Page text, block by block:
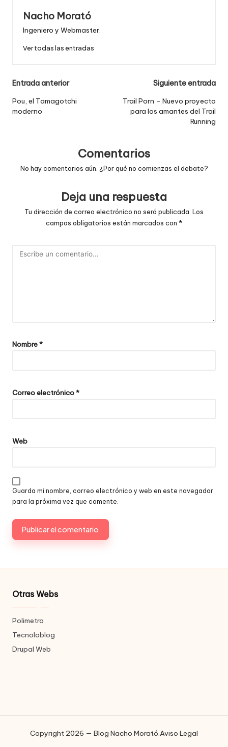
Nacho Morató
Ingeniero y Webmaster.
Ver todas las entradas
Navegación
de
entradas
Entrada anterior
Pou, el Tamagotchi
moderno
Siguiente entrada
Trail Porn – Nuevo proyecto
para los amantes del Trail
Running
Comentarios
No hay comentarios aún. ¿Por qué no comienzas el debate?
Deja una respuesta
Tu dirección de correo electrónico no será publicada. Los
campos obligatorios están marcados con *
Nombre*
Correo electrónico*
Web
Guarda mi nombre, correo electrónico y web en este navegador
para la próxima vez que comente.
Otras Webs
Polimetro
Tecnoloblog
Drupal Web
Copyright 2026 — Blog Nacho Morató.Aviso Legal